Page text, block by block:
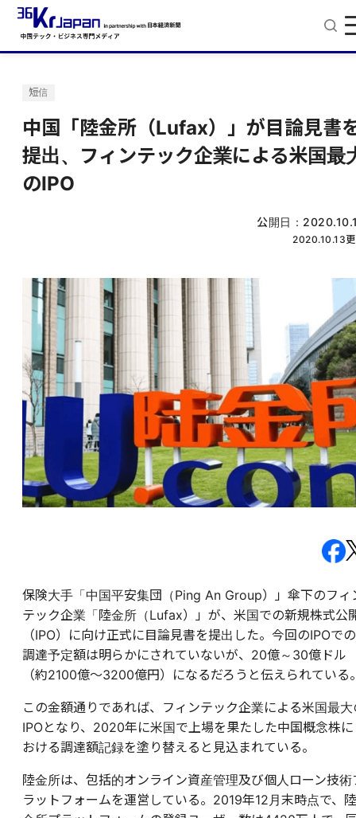
短信
中国「陸金所（Lufax）」が目論見書
提出、フィンテック企業による米国最
のIPO
公開日：
2020.10.13
保険大手「中国平安集団（Ping An Group）」傘下のフィ
テック企業「陸金所（Lufax）」が、米国での新規株式公
（IPO）に向け正式に目論見書を提出した。今回のIPOでの
調達予定額は明らかにされていないが、20億～30億ドル
（約2100億～3200億円）になるだろうと伝えられている
この金額通りであれば、フィンテック企業による米国最大
IPOとなり、2020年に米国で上場を果たした中国概念株に
おける調達額記録を塗り替えると見込まれている。
陸金所は、包括的オンライン資産管理及び個人ローン技術
ラットフォームを運営している。2019年12月末時点で、陸